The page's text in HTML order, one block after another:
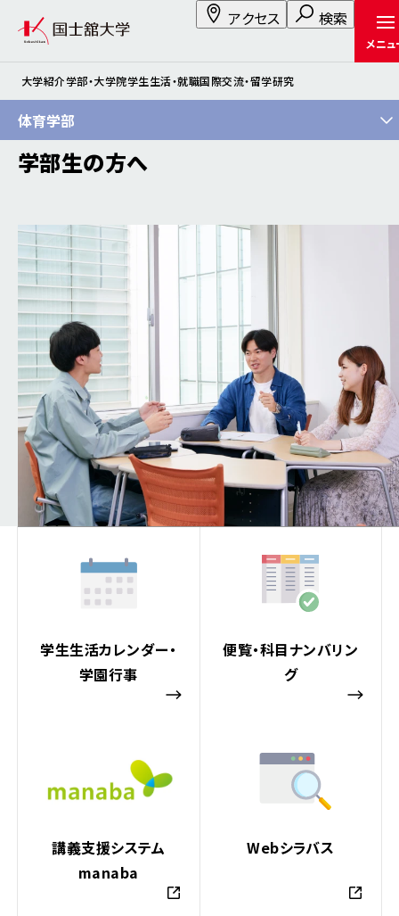
アクセス 検索
メニュ
大学紹介学部・大学院学生生活・就職国際交流・留学研究
学部生の方へ
学生生活カレンダー・
学園行事
便覧・科目ナンバリン
グ
講義支援システム
manaba
Webシラバス
体育学部